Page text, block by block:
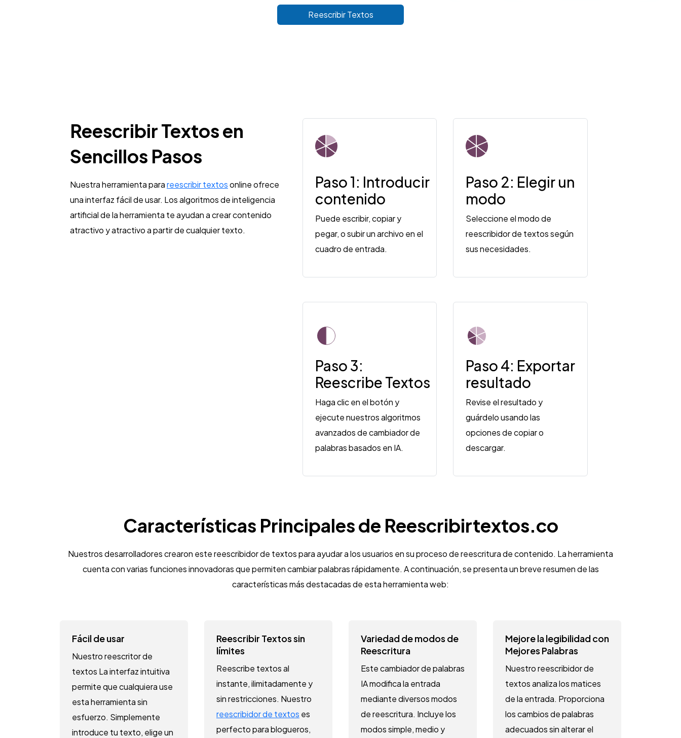
Reescribir Textos
Reescribir Textos en
Sencillos Pasos
Nuestra herramienta parareescribir textosonline ofrece
una interfaz fácil de usar. Los algoritmos de inteligencia
artificial de la herramienta te ayudan a crear contenido
atractivo y atractivo a partir de cualquier texto.
Paso 1: Introducir
contenido
Puede escribir, copiar y
pegar, o subir un archivo en el
cuadro de entrada.
Paso 2: Elegir un
modo
Seleccione el modo de
reescribidor de textos según
sus necesidades.
Paso 3:
Reescribe Textos
Haga clic en el botón y
ejecute nuestros algoritmos
avanzados de cambiador de
palabras basados ​​en IA.
Paso 4: Exportar
resultado
Revise el resultado y
guárdelo usando las
opciones de copiar o
descargar.
Características Principales de Reescribirtextos.co
Nuestros desarrolladores crearon este reescribidor de textos para ayudar a los usuarios en su proceso de reescritura de contenido. La herramienta
cuenta con varias funciones innovadoras que permiten cambiar palabras rápidamente. A continuación, se presenta un breve resumen de las
características más destacadas de esta herramienta web:
Fácil de usar
Nuestro reescritor de
textos La interfaz intuitiva
permite que cualquiera use
esta herramienta sin
esfuerzo. Simplemente
introduce tu texto, elige un
Reescribir Textos sin
límites
Reescribe textos al
instante, ilimitadamente y
sin restricciones. Nuestro
reescribidor de textos es
perfecto para blogueros,
Variedad de modos de
Reescritura
Este cambiador de palabras
IA modifica la entrada
mediante diversos modos
de reescritura. Incluye los
modos simple, medio y
Mejore la legibilidad con
Mejores Palabras
Nuestro reescribidor de
textos analiza los matices
de la entrada. Proporciona
los cambios de palabras
adecuados sin alterar el